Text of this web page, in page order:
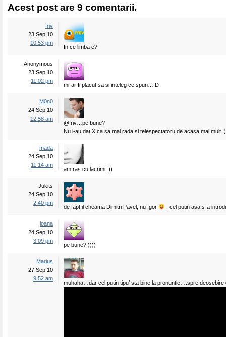
Acest post are 9 comentarii.
friv
23 Sep 10
10:53 pm
In ce limba e?
Anonymous
23 Sep 10
11:02 pm
mi-ar fi placut sa si inteleg ce spun…:D
M0n0
24 Sep 10
12:58 am
@friv…pe bune?
Nu i-au dat X ca sa mai rada si telespectatoru de acasa mai mult
mada
24 Sep 10
11:14 am
am ras cu lacrimi :))
Jukits
24 Sep 10
2:40 pm
de fapt il cheama Dimitri Pavel, nu Igor , cel putin asa s-a
ioana
24 Sep 10
3:09 pm
pe bune?:))))
Marius
27 Sep 10
9:52 am
muhaha…dar cel putin tipu’ sta bine la pronuntie….spre deosebire